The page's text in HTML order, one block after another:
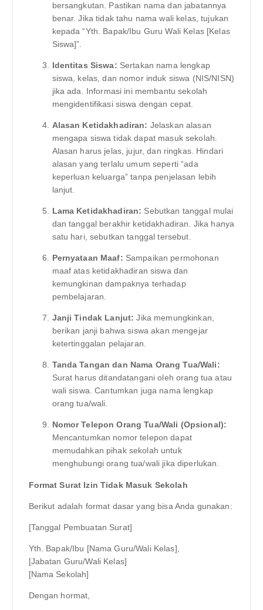
bersangkutan. Pastikan nama dan jabatannya
benar. Jika tidak tahu nama wali kelas, tujukan
kepada “Yth. Bapak/Ibu Guru Wali Kelas [Kelas
Siswa]”.
Identitas Siswa: Sertakan nama lengkap
siswa, kelas, dan nomor induk siswa (NIS/NISN)
jika ada. Informasi ini membantu sekolah
mengidentifikasi siswa dengan cepat.
Alasan Ketidakhadiran: Jelaskan alasan
mengapa siswa tidak dapat masuk sekolah.
Alasan harus jelas, jujur, dan ringkas. Hindari
alasan yang terlalu umum seperti “ada
keperluan keluarga” tanpa penjelasan lebih
lanjut.
Lama Ketidakhadiran: Sebutkan tanggal mulai
dan tanggal berakhir ketidakhadiran. Jika hanya
satu hari, sebutkan tanggal tersebut.
Pernyataan Maaf: Sampaikan permohonan
maaf atas ketidakhadiran siswa dan
kemungkinan dampaknya terhadap
pembelajaran.
Janji Tindak Lanjut: Jika memungkinkan,
berikan janji bahwa siswa akan mengejar
ketertinggalan pelajaran.
Tanda Tangan dan Nama Orang Tua/Wali:
Surat harus ditandatangani oleh orang tua atau
wali siswa. Cantumkan juga nama lengkap
orang tua/wali.
Nomor Telepon Orang Tua/Wali (Opsional):
Mencantumkan nomor telepon dapat
memudahkan pihak sekolah untuk
menghubungi orang tua/wali jika diperlukan.
Format Surat Izin Tidak Masuk Sekolah
Berikut adalah format dasar yang bisa Anda gunakan:
[Tanggal Pembuatan Surat]
Yth. Bapak/Ibu [Nama Guru/Wali Kelas],
[Jabatan Guru/Wali Kelas]
[Nama Sekolah]
Dengan hormat,